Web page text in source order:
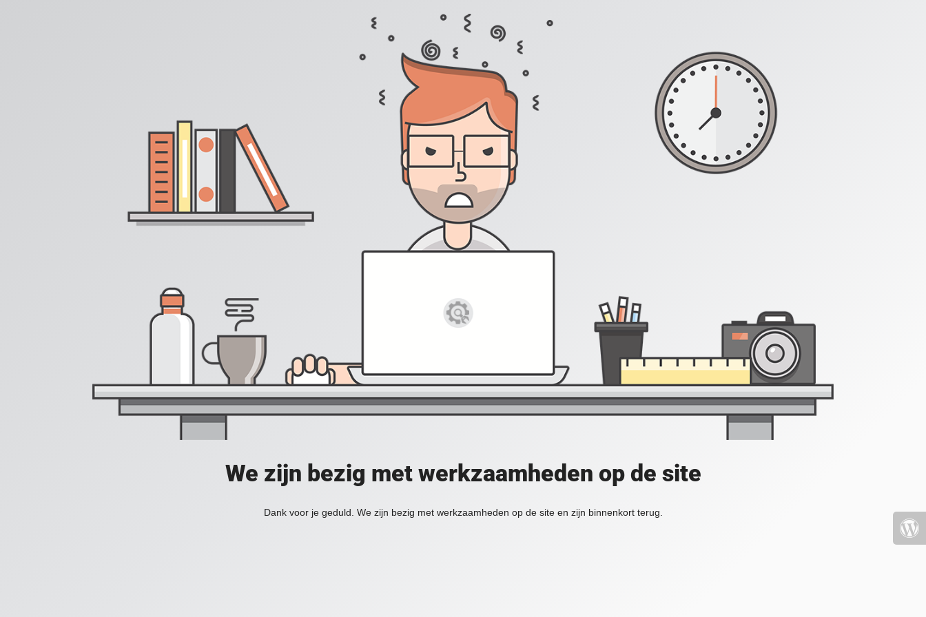
We zijn bezig met werkzaamheden op de site
Dank voor je geduld. We zijn bezig met werkzaamheden op de site en zijn binnenkort terug.